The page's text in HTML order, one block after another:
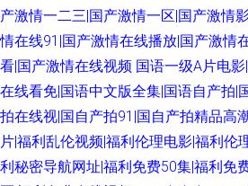
产激情一二三|国产激情一区|国产激情
情在线91|国产激情在线播放|国产激情
看|国产激情在线视频 国语一级A片电
在线看免|国语中文版全集|国语自产拍|
拍在线视|国自产拍91|国自产拍精品高
片|福利乱伦视频|福利伦理电影|福利伦
利秘密导航网址|福利免费50集|福利免